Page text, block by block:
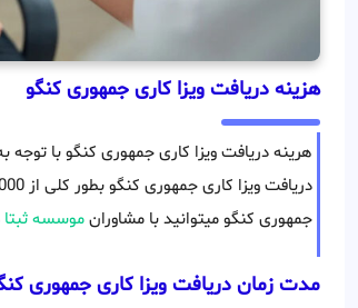
هزینه دریافت ویزا کاری جمهوری کنگو
هرینه دریافت ویزا کاری جمهوری کنگو با
جمهوری کنگو میتوانید با مشاورانموسسه ثبتا
مدت زمان دریافت ویزا کاری جمهوری